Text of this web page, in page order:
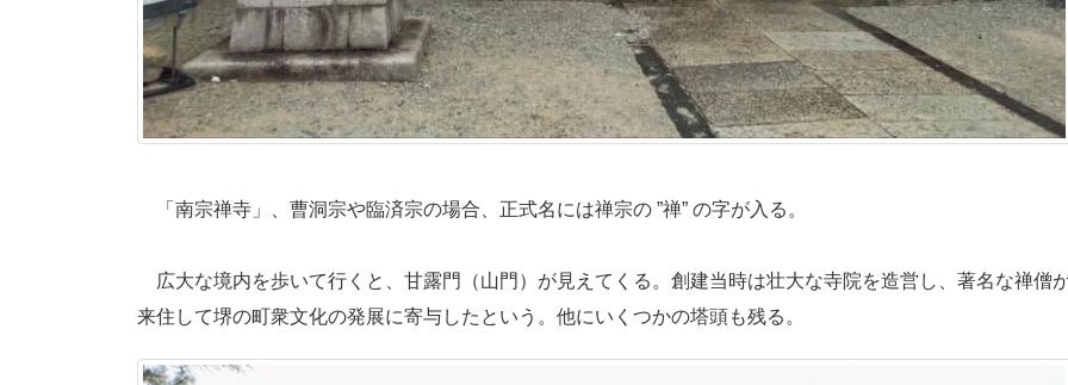
「南宗禅寺」、曹洞宗や臨済宗の場合、正式名には禅宗の ”禅” の字が入る。
広大な境内を歩いて行くと、甘露門（山門）が見えてくる。創建当時は壮大な寺院を造営し、著名な禅僧
来住して堺の町衆文化の発展に寄与したという。他にいくつかの塔頭も残る。